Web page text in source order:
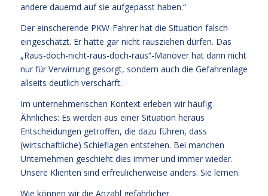
andere dauernd auf sie aufgepasst haben.“
Der einscherende PKW-Fahrer hat die Situation falsch
eingeschätzt. Er hätte gar nicht rausziehen dürfen. Das
„Raus-doch-nicht-raus-doch-raus“-Manöver hat dann nicht
nur für Verwirrung gesorgt, sondern auch die Gefahrenlage
allseits deutlich verschärft.
Im unternehmerischen Kontext erleben wir häufig
Ähnliches: Es werden aus einer Situation heraus
Entscheidungen getroffen, die dazu führen, dass
(wirtschaftliche) Schieflagen entstehen. Bei manchen
Unternehmen geschieht dies immer und immer wieder.
Unsere Klienten sind erfreulicherweise anders: Sie lernen.
Wie können wir die Anzahl gefährlicher